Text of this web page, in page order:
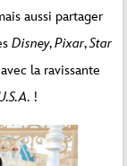
aussi partager
Disney,Pixar,Star
la ravissante
!